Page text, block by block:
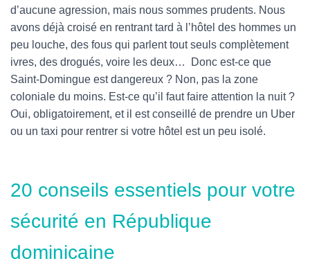
d’aucune agression, mais nous sommes prudents. Nous
avons déjà croisé en rentrant tard à l’hôtel des hommes un
peu louche, des fous qui parlent tout seuls complètement
ivres, des drogués, voire les deux… Donc est-ce que
Saint-Domingue est dangereux ? Non, pas la zone
coloniale du moins. Est-ce qu’il faut faire attention la nuit ?
Oui, obligatoirement, et il est conseillé de prendre un Uber
ou un taxi pour rentrer si votre hôtel est un peu isolé.
20 conseils essentiels pour votre
sécurité en République
dominicaine